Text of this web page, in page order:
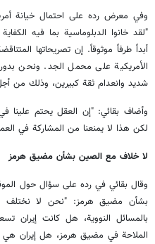
وفي معرض رده على احتمال خيانة
"لقد خانوا الدبلوماسية بما فيه
أبداً طرفاً موثوقاً. إن تصريحاتها
الأمريكية على محمل الجد. ونحن
شديد وانعدام ثقة كبيرين، وذلك من
وأضاف بقائي: "إن العقل يحتم علينا
لكن هذا لا يمنعنا من المشاركة في
لا خلاف مع الصين بشأن مضيق هرمز
وقال بقائي في رده على سؤال حول
بشأن مضيق هرمز: "نحن لا نختلف
بالمسائل النووية، هل كانت إيران
الملاحة في مضيق هرمز، هل إيران